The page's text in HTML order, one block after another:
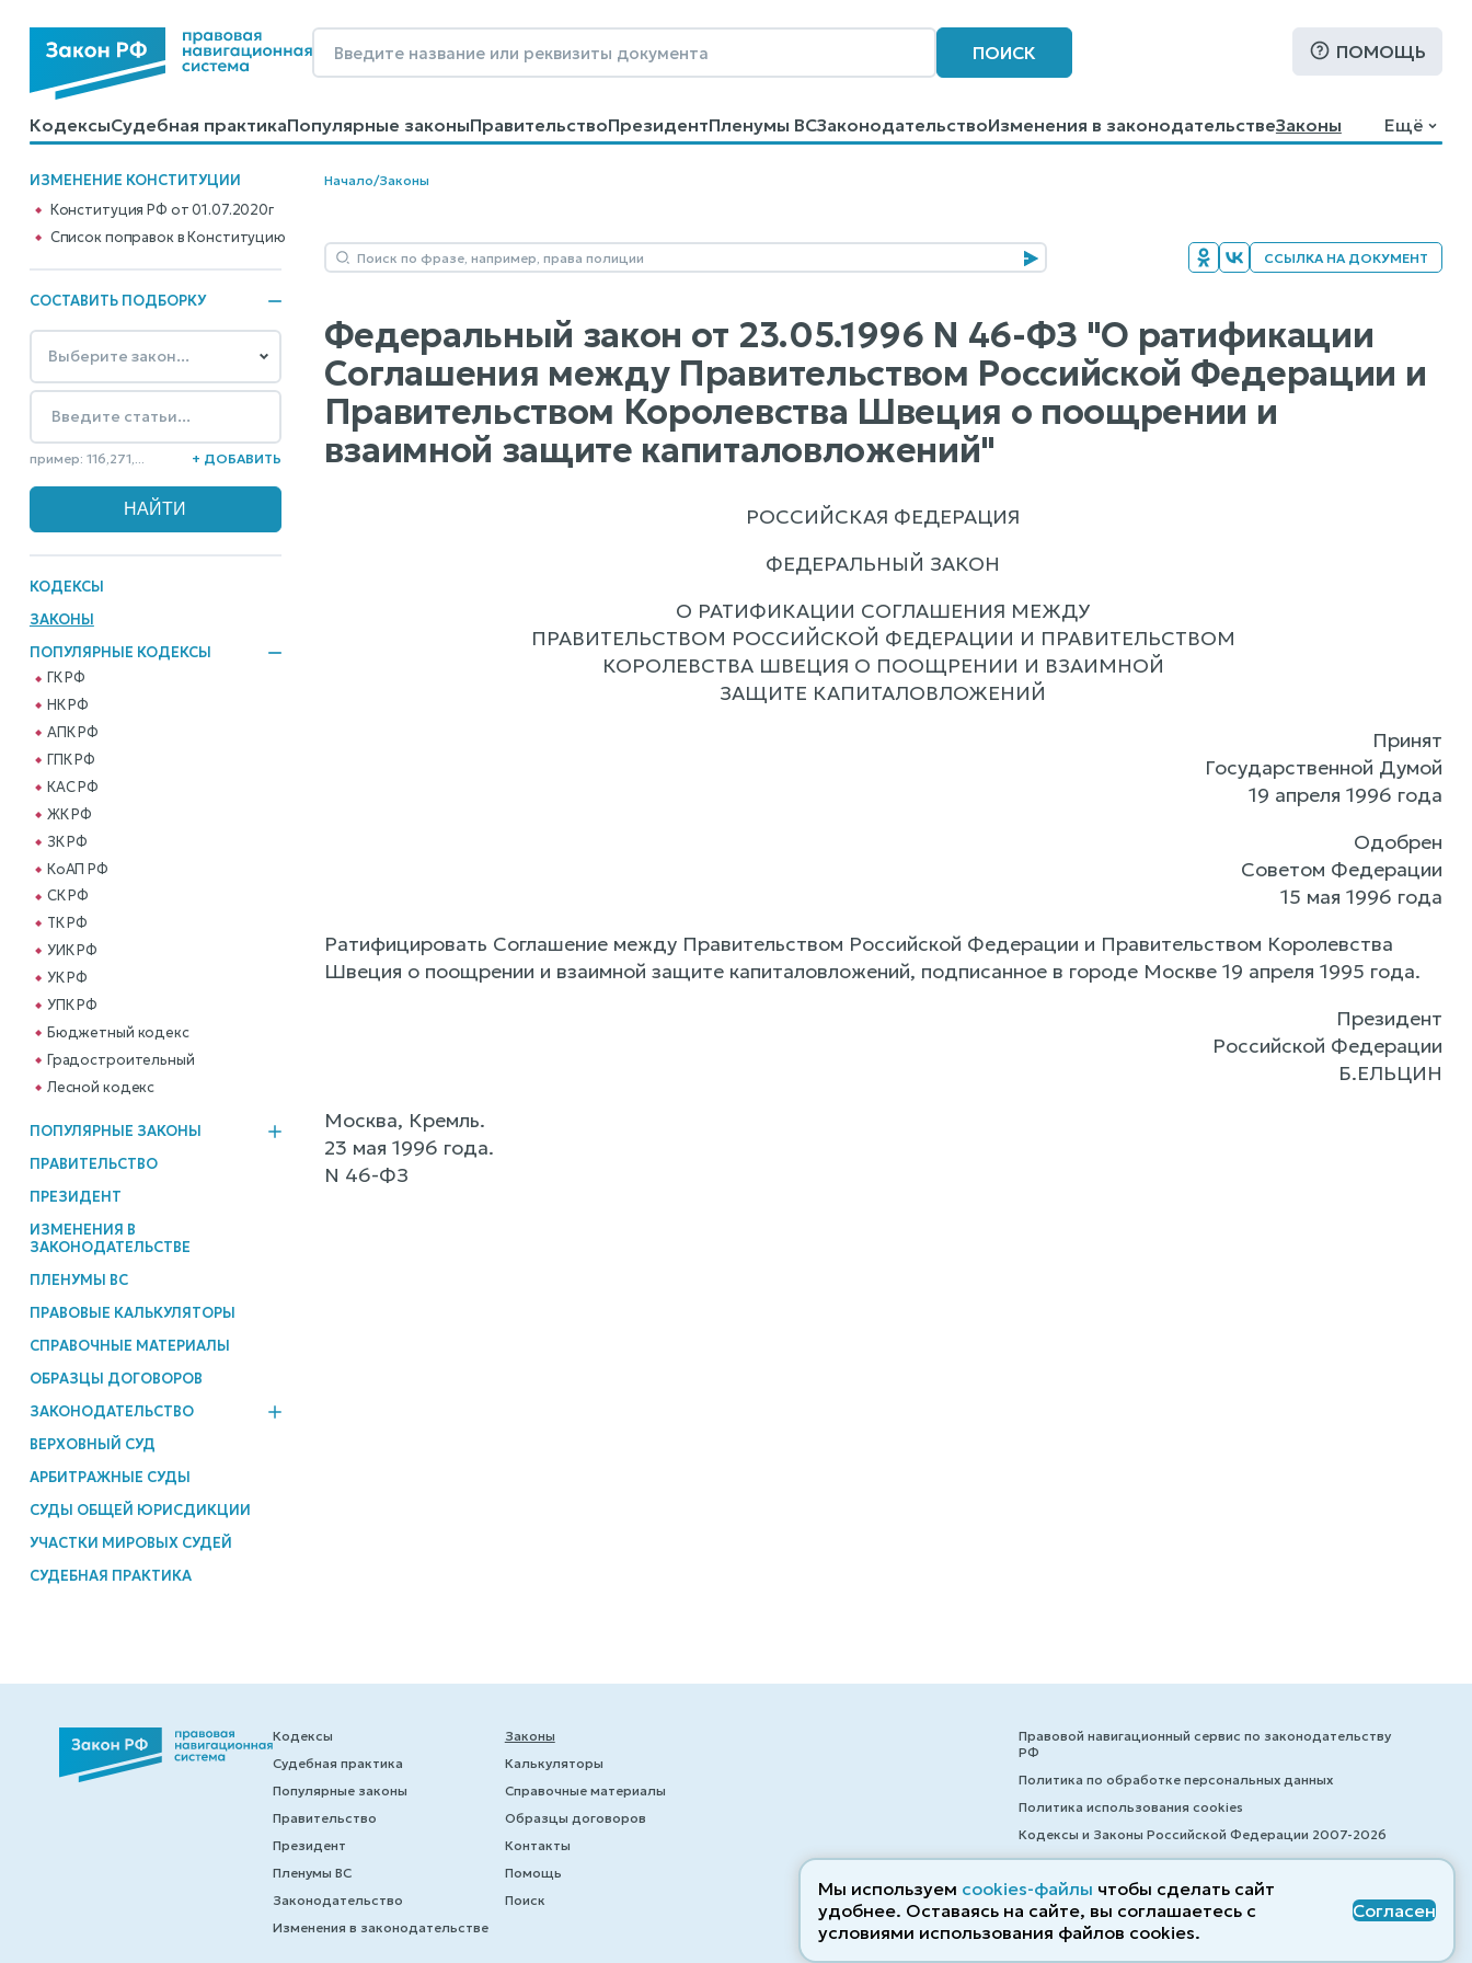
ПОИСК ПОМОЩЬ
КодексыСудебная практикаПопулярные законыПравительствоПрезидентПленумы ВСЗаконодательствоИзменения в законодательствеЗаконы
КалькуляторыСправочные материалыОбразцы договоровКонтактыПомощьПоиск
Ещё
ИЗМЕНЕНИЕ КОНСТИТУЦИИ
Конституция РФ от 01.07.2020г
Cписок поправок в Конституцию
СОСТАВИТЬ ПОДБОРКУ
пример: 116,271,... + ДОБАВИТЬ
КОДЕКСЫ
ЗАКОНЫ
ПОПУЛЯРНЫЕ КОДЕКСЫ
ГК РФ
НК РФ
АПК РФ
ГПК РФ
КАС РФ
ЖК РФ
ЗК РФ
КоАП РФ
СК РФ
ТК РФ
УИК РФ
УК РФ
УПК РФ
Бюджетный кодекс
Градостроительный
Лесной кодекс
ПОПУЛЯРНЫЕ ЗАКОНЫ
ПРАВИТЕЛЬСТВО
ПРЕЗИДЕНТ
ИЗМЕНЕНИЯ В
ЗАКОНОДАТЕЛЬСТВЕ
ПЛЕНУМЫ ВС
ПРАВОВЫЕ КАЛЬКУЛЯТОРЫ
СПРАВОЧНЫЕ МАТЕРИАЛЫ
ОБРАЗЦЫ ДОГОВОРОВ
ЗАКОНОДАТЕЛЬСТВО
ВЕРХОВНЫЙ СУД
АРБИТРАЖНЫЕ СУДЫ
СУДЫ ОБЩЕЙ ЮРИСДИКЦИИ
УЧАСТКИ МИРОВЫХ СУДЕЙ
СУДЕБНАЯ ПРАКТИКА
Начало/Законы
ССЫЛКА НА ДОКУМЕНТ
Федеральный закон от 23.05.1996 N 46-ФЗ "О ратификации
Соглашения между Правительством Российской Федерации и
Правительством Королевства Швеция о поощрении и
взаимной защите капиталовложений"
РОССИЙСКАЯ ФЕДЕРАЦИЯ
ФЕДЕРАЛЬНЫЙ ЗАКОН
О РАТИФИКАЦИИ СОГЛАШЕНИЯ МЕЖДУ
ПРАВИТЕЛЬСТВОМ РОССИЙСКОЙ ФЕДЕРАЦИИ И ПРАВИТЕЛЬСТВОМ
КОРОЛЕВСТВА ШВЕЦИЯ О ПООЩРЕНИИ И ВЗАИМНОЙ
ЗАЩИТЕ КАПИТАЛОВЛОЖЕНИЙ
Принят
Государственной Думой
19 апреля 1996 года
Одобрен
Советом Федерации
15 мая 1996 года
Ратифицировать Соглашение между Правительством Российской Федерации и Правительством Королевства
Швеция о поощрении и взаимной защите капиталовложений, подписанное в городе Москве 19 апреля 1995 года.
Президент
Российской Федерации
Б.ЕЛЬЦИН
Москва, Кремль.
23 мая 1996 года.
N 46-ФЗ
Кодексы
Судебная практика
Популярные законы
Правительство
Президент
Пленумы ВС
Законодательство
Изменения в законодательстве
Законы
Калькуляторы
Справочные материалы
Образцы договоров
Контакты
Помощь
Поиск
Правовой навигационный сервис по законодательству
РФ
Политика по обработке персональных данных
Политика использования cookies
Кодексы и Законы Российской Федерации 2007-2026
© ZAKONRF.INFO
Мы используем cookies-файлы чтобы сделать сайт
удобнее. Оставаясь на сайте, вы соглашаетесь с
условиями использования файлов cооkies.
Согласен